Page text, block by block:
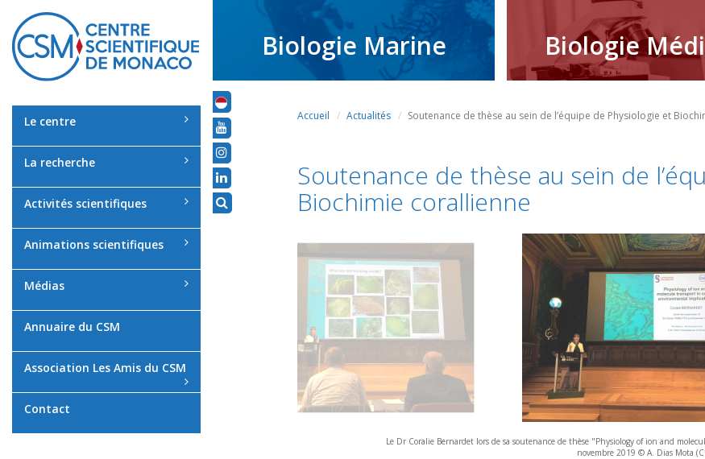
Le centre
La recherche
Activités scientifiques
Animations scientifiques
Médias
Annuaire du CSM
Association Les Amis du CSM
Contact
Biologie Marine Biologie
Accueil Actualités Soutenance de thèse au sein de l’équipe de Physiologie et
Soutenance de thèse au sein de
Biochimie corallienne
Le Dr Coralie Bernardet lors de sa soutenance de thèse "Physiology of ion and
novembre 2019 © A. Dias Mota